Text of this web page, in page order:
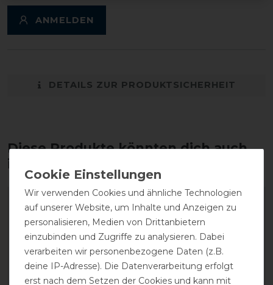
ANMELDEN
DETAILS ZUR PRODUKTSICHERHEIT
Diese Produkte könnten dich auch
interessieren
Wir verwenden Cookies und ähnliche Technologien
auf unserer Website, um Inhalte und Anzeigen zu
personalisieren, Medien von Drittanbietern
einzubinden und Zugriffe zu analysieren. Dabei
verarbeiten wir personenbezogene Daten (z.B.
deine IP-Adresse). Die Datenverarbeitung erfolgt
erst nach dem Setzen der Cookies und kann mit